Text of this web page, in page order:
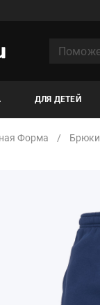
ДЛЯ ДЕТЕЙ
Форма Брюки